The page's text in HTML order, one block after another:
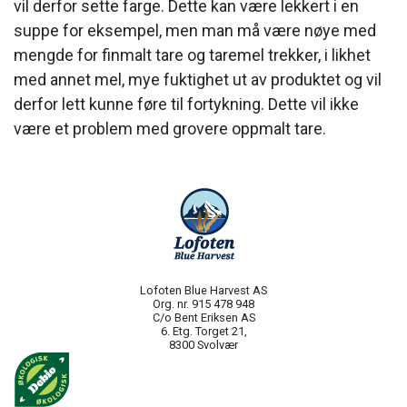
vil derfor sette farge. Dette kan være lekkert i en
suppe for eksempel, men man må være nøye med
mengde for finmalt tare og taremel trekker, i likhet
med annet mel, mye fuktighet ut av produktet og vil
derfor lett kunne føre til fortykning. Dette vil ikke
være et problem med grovere oppmalt tare.
Lofoten Blue Harvest AS
Org. nr. 915 478 948
C/o Bent Eriksen AS
6. Etg. Torget 21,
8300 Svolvær